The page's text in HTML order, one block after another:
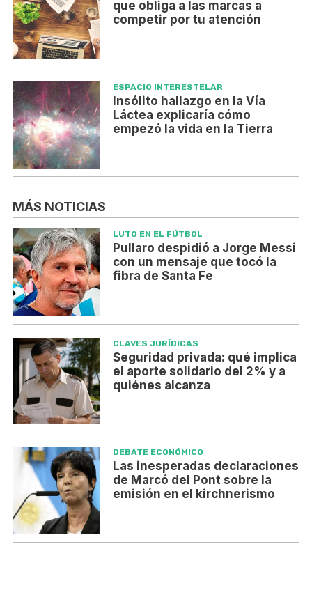
que obliga a las marcas a
competir por tu atención
ESPACIO INTERESTELAR
Insólito hallazgo en la Vía
Láctea explicaría cómo
empezó la vida en la Tierra
MÁS NOTICIAS
LUTO EN EL FÚTBOL
Pullaro despidió a Jorge Messi
con un mensaje que tocó la
fibra de Santa Fe
CLAVES JURÍDICAS
Seguridad privada: qué implica
el aporte solidario del 2% y a
quiénes alcanza
DEBATE ECONÓMICO
Las inesperadas declaraciones
de Marcó del Pont sobre la
emisión en el kirchnerismo